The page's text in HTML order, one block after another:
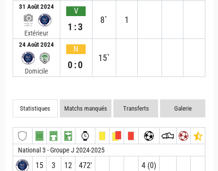
31 Août 2024
Extérieur
V
1:3
8` 1
24 Août 2024
Domicile
N
0:0
15`
Statistiques Matchs manqués Transferts Galerie
National 3 - Groupe J 2024-2025
15 3 12 472′ 4 (0)